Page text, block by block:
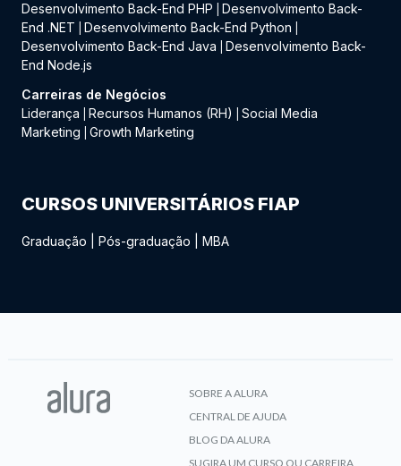
Desenvolvimento Back-End PHP
Desenvolvimento Back-
End .NET
Desenvolvimento Back-End Python
Desenvolvimento Back-End Java
Desenvolvimento Back-
End Node.js
Carreiras de Negócios
Liderança
Recursos Humanos (RH)
Social Media
Marketing
Growth Marketing
CURSOS UNIVERSITÁRIOS FIAP
Graduação Pós-graduação MBA
SOBRE A ALURA
CENTRAL DE AJUDA
BLOG DA ALURA
SUGIRA UM CURSO OU CARREIRA